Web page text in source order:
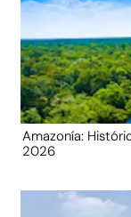
Amazonía:
2026